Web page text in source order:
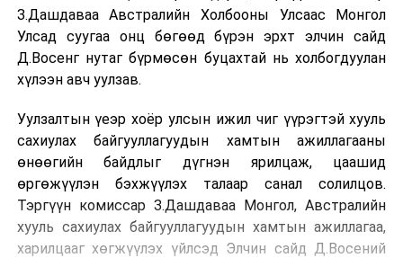
З.Дашдаваа Австралийн Холбооны Улсаас Монгол
Улсад суугаа онц бөгөөд бүрэн эрхт элчин сайд
Д.Восенг нутаг бүрмөсөн буцахтай нь холбогдуулан
хүлээн авч уулзав.
Уулзалтын үеэр хоёр улсын ижил чиг үүрэгтэй хууль
сахиулах байгууллагуудын хамтын ажиллагааны
өнөөгийн байдлыг дүгнэн ярилцаж, цаашид
өргөжүүлэн бэхжүүлэх талаар санал солилцов.
Тэргүүн комиссар З.Дашдаваа Монгол, Австралийн
хууль сахиулах байгууллагуудын хамтын ажиллагаа,
харилцааг хөгжүүлэх үйлсэд Элчин сайд Д.Восений